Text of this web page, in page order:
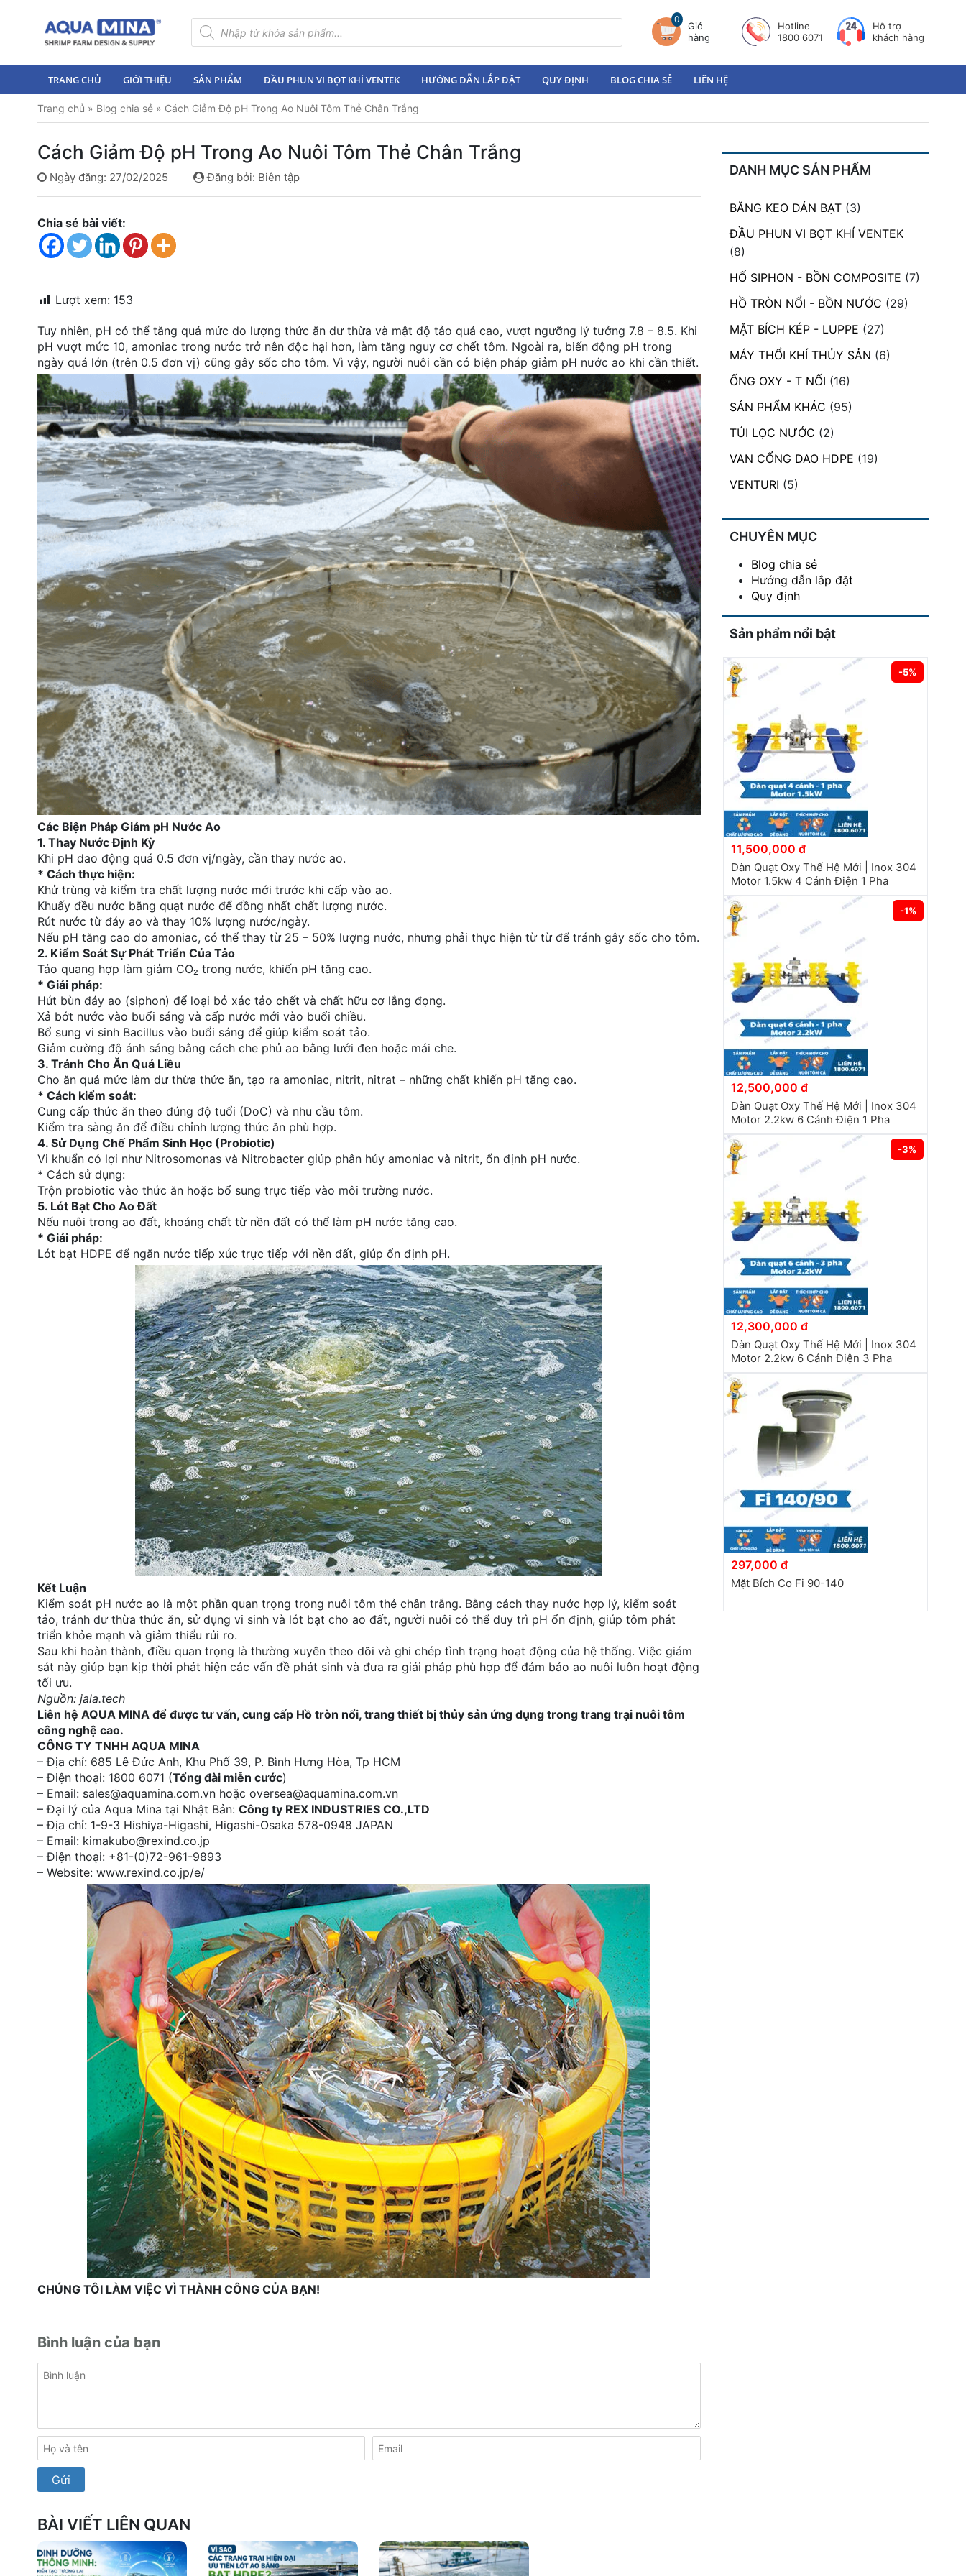
Tìm
kiếm
sản
0
Giỏ
hàng
Hotline
1800 6071
Hỗ trợ
khách hàng
TRANG CHỦ GIỚI THIỆU SẢN PHẨM ĐẦU PHUN VI BỌT KHÍ VENTEK HƯỚNG DẪN LẮP ĐẶT QUY ĐỊNH BLOG CHIA SẺ LIÊN HỆ
Trang chủ » Blog chia sẻ » Cách Giảm Độ pH Trong Ao Nuôi Tôm Thẻ Chân Trắng
Cách Giảm Độ pH Trong Ao Nuôi Tôm Thẻ Chân Trắng
Ngày đăng: 27/02/2025 Đăng bởi: Biên tập
Chia sẻ bài viết:
Lượt xem: 153
Tuy nhiên, pH có thể tăng quá mức do lượng thức ăn dư thừa và mật độ tảo quá cao, vượt ngưỡng lý tưởng 7.8 – 8.5. Khi
pH vượt mức 10, amoniac trong nước trở nên độc hại hơn, làm tăng nguy cơ chết tôm. Ngoài ra, biến động pH trong
ngày quá lớn (trên 0.5 đơn vị) cũng gây sốc cho tôm. Vì vậy, người nuôi cần có biện pháp giảm pH nước ao khi cần thiết.
Các Biện Pháp Giảm pH Nước Ao
1. Thay Nước Định Kỳ
Khi pH dao động quá 0.5 đơn vị/ngày, cần thay nước ao.
* Cách thực hiện:
Khử trùng và kiểm tra chất lượng nước mới trước khi cấp vào ao.
Khuấy đều nước bằng quạt nước để đồng nhất chất lượng nước.
Rút nước từ đáy ao và thay 10% lượng nước/ngày.
Nếu pH tăng cao do amoniac, có thể thay từ 25 – 50% lượng nước, nhưng phải thực hiện từ từ để tránh gây sốc cho tôm.
2. Kiểm Soát Sự Phát Triển Của Tảo
Tảo quang hợp làm giảm CO₂ trong nước, khiến pH tăng cao.
* Giải pháp:
Hút bùn đáy ao (siphon) để loại bỏ xác tảo chết và chất hữu cơ lắng đọng.
Xả bớt nước vào buổi sáng và cấp nước mới vào buổi chiều.
Bổ sung vi sinh Bacillus vào buổi sáng để giúp kiểm soát tảo.
Giảm cường độ ánh sáng bằng cách che phủ ao bằng lưới đen hoặc mái che.
3. Tránh Cho Ăn Quá Liều
Cho ăn quá mức làm dư thừa thức ăn, tạo ra amoniac, nitrit, nitrat – những chất khiến pH tăng cao.
* Cách kiểm soát:
Cung cấp thức ăn theo đúng độ tuổi (DoC) và nhu cầu tôm.
Kiểm tra sàng ăn để điều chỉnh lượng thức ăn phù hợp.
4. Sử Dụng Chế Phẩm Sinh Học (Probiotic)
Vi khuẩn có lợi như Nitrosomonas và Nitrobacter giúp phân hủy amoniac và nitrit, ổn định pH nước.
* Cách sử dụng:
Trộn probiotic vào thức ăn hoặc bổ sung trực tiếp vào môi trường nước.
5. Lót Bạt Cho Ao Đất
Nếu nuôi trong ao đất, khoáng chất từ nền đất có thể làm pH nước tăng cao.
* Giải pháp:
Lót bạt HDPE để ngăn nước tiếp xúc trực tiếp với nền đất, giúp ổn định pH.
Kết Luận
Kiểm soát pH nước ao là một phần quan trọng trong nuôi tôm thẻ chân trắng. Bằng cách thay nước hợp lý, kiểm soát
tảo, tránh dư thừa thức ăn, sử dụng vi sinh và lót bạt cho ao đất, người nuôi có thể duy trì pH ổn định, giúp tôm phát
triển khỏe mạnh và giảm thiểu rủi ro.
Sau khi hoàn thành, điều quan trọng là thường xuyên theo dõi và ghi chép tình trạng hoạt động của hệ thống. Việc giám
sát này giúp bạn kịp thời phát hiện các vấn đề phát sinh và đưa ra giải pháp phù hợp để đảm bảo ao nuôi luôn hoạt động
tối ưu.
Nguồn: jala.tech
Liên hệ AQUA MINA để được tư vấn, cung cấp Hồ tròn nổi, trang thiết bị thủy sản ứng dụng trong trang trại nuôi tôm
công nghệ cao.
CÔNG TY TNHH AQUA MINA
– Địa chỉ: 685 Lê Đức Anh, Khu Phố 39, P. Bình Hưng Hòa, Tp HCM
– Điện thoại: 1800 6071 (Tổng đài miễn cước)
– Email: sales@aquamina.com.vn hoặc oversea@aquamina.com.vn
– Đại lý của Aqua Mina tại Nhật Bản: Công ty REX INDUSTRIES CO.,LTD
– Địa chỉ: 1-9-3 Hishiya-Higashi, Higashi-Osaka 578-0948 JAPAN
– Email: kimakubo@rexind.co.jp
– Điện thoại: +81-(0)72-961-9893
– Website: www.rexind.co.jp/e/
CHÚNG TÔI LÀM VIỆC VÌ THÀNH CÔNG CỦA BẠN!
Bình luận của bạn
BÀI VIẾT LIÊN QUAN
DANH MỤC SẢN PHẨM
BĂNG KEO DÁN BẠT (3)
ĐẦU PHUN VI BỌT KHÍ VENTEK
(8)
HỐ SIPHON - BỒN COMPOSITE (7)
HỒ TRÒN NỔI - BỒN NƯỚC (29)
MẶT BÍCH KÉP - LUPPE (27)
MÁY THỔI KHÍ THỦY SẢN (6)
ỐNG OXY - T NỐI (16)
SẢN PHẨM KHÁC (95)
TÚI LỌC NƯỚC (2)
VAN CỔNG DAO HDPE (19)
VENTURI (5)
CHUYÊN MỤC
Blog chia sẻ
Hướng dẫn lắp đặt
Quy định
Sản phẩm nổi bật
-5%
11,500,000 đ
Dàn Quạt Oxy Thế Hệ Mới | Inox 304
Motor 1.5kw 4 Cánh Điện 1 Pha
-1%
12,500,000 đ
Dàn Quạt Oxy Thế Hệ Mới | Inox 304
Motor 2.2kw 6 Cánh Điện 1 Pha
-3%
12,300,000 đ
Dàn Quạt Oxy Thế Hệ Mới | Inox 304
Motor 2.2kw 6 Cánh Điện 3 Pha
297,000 đ
Mặt Bích Co Fi 90-140